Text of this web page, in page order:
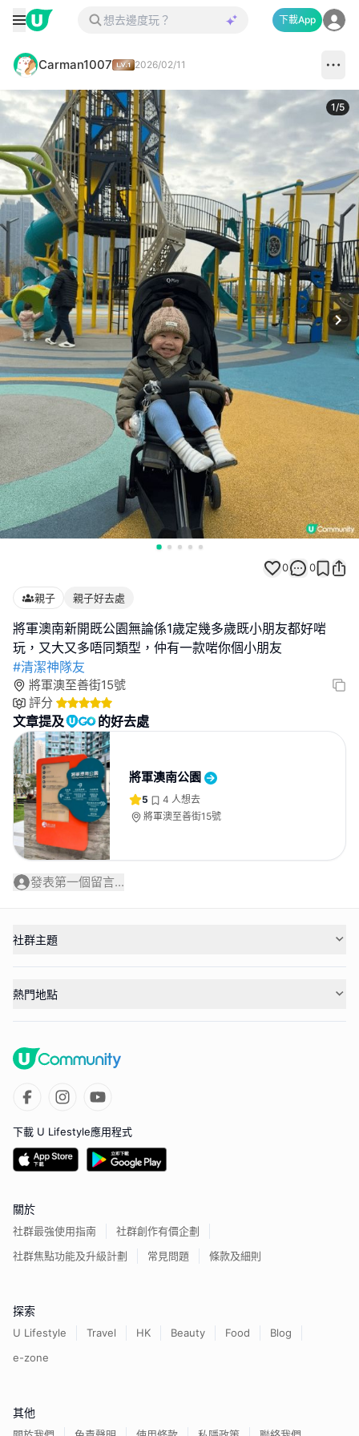
下載App
Carman1007 2026/02/11
1/5
0 0
親子 親子好去處
將軍澳南新開既公園無論係1歲定幾多歲既小朋友都好啱
#清潔神隊友
將軍澳至善街15號
評分
文章提及 的好去處
將軍澳南公園
5 4 人想去
將軍澳至善街15號
發表第一個留言...
社群主題
熱門地點
下載 U Lifestyle應用程式
關於
社群最強使用指南
社群創作有價企劃
社群焦點功能及升級計劃
常見問題 條款及細則
探索
U Lifestyle Travel HK Beauty Food
Blog
e-zone
其他